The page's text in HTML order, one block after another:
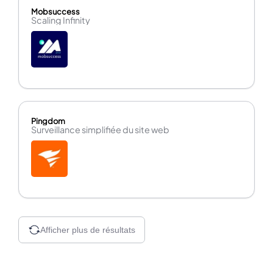
Mobsuccess
Scaling Infinity
Pingdom
Surveillance simplifiée du site web
Afficher plus de résultats